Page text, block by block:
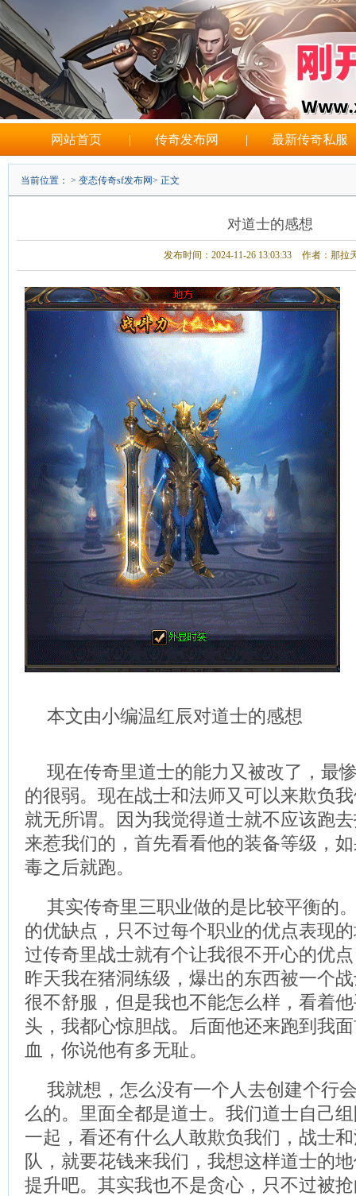
网站首页 | 传奇发布网 | 最新传奇私服
当前位置： > 变态传奇sf发布网> 正文
对道士的感想
发布时间：2024-11-26 13:03:33 作者：那拉
本文由小编温红辰对道士的感想
现在传奇里道士的能力又被改了，最
的很弱。现在战士和法师又可以来欺负
就无所谓。因为我觉得道士就不应该跑
来惹我们的，首先看看他的装备等级，
毒之后就跑。
其实传奇里三职业做的是比较平衡的
的优缺点，只不过每个职业的优点表现
过传奇里战士就有个让我很不开心的优
昨天我在猪洞练级，爆出的东西被一个
很不舒服，但是我也不能怎么样，看着
头，我都心惊胆战。后面他还来跑到我
血，你说他有多无耻。
我就想，怎么没有一个人去创建个行
么的。里面全都是道士。我们道士自己
一起，看还有什么人敢欺负我们，战士
队，就要花钱来我们，我想这样道士的
提升吧。其实我也不是贪心，只不过被